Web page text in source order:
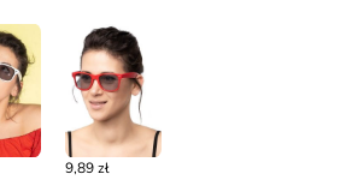
9,89 zł